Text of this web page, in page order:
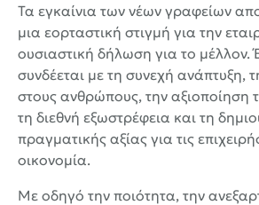
Τα εγκαίνια των νέων γραφείων
μια εορταστική στιγμή για την
ουσιαστική δήλωση για το μέλλον.
συνδέεται με τη συνεχή ανάπτυξη,
στους ανθρώπους, την αξιοποίηση
τη διεθνή εξωστρέφεια και τη
πραγματικής αξίας για τις
οικονομία.
Με οδηγό την ποιότητα, την